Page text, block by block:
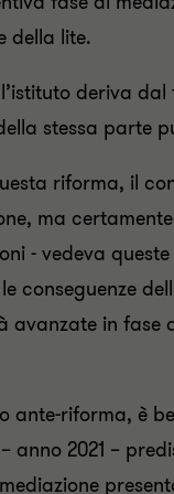
della lite.
deriva
stessa parte
riforma, il
ma
- vedeva
conseguenze
avanzate in fase
ante-riforma, è
anno 2021 –